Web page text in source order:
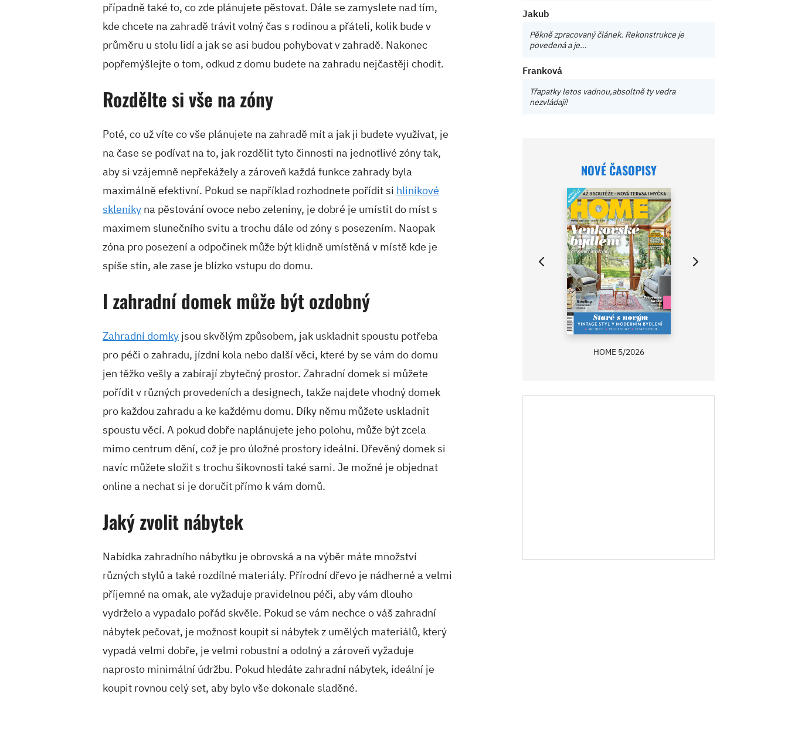
případně také to, co zde plánujete pěstovat. Dále se zamyslete nad tím,
kde chcete na zahradě trávit volný čas s rodinou a přáteli, kolik bude v
průměru u stolu lidí a jak se asi budou pohybovat v zahradě. Nakonec
popřemýšlejte o tom, odkud z domu budete na zahradu nejčastěji chodit.
Rozdělte si vše na zóny
Poté, co už víte co vše plánujete na zahradě mít a jak ji budete využívat, je
na čase se podívat na to, jak rozdělit tyto činnosti na jednotlivé zóny tak,
aby si vzájemně nepřekážely a zároveň každá funkce zahrady byla
maximálně efektivní. Pokud se například rozhodnete pořídit si hliníkové
skleníky na pěstování ovoce nebo zeleniny, je dobré je umístit do míst s
maximem slunečního svitu a trochu dále od zóny s posezením. Naopak
zóna pro posezení a odpočinek může být klidně umístěná v místě kde je
spíše stín, ale zase je blízko vstupu do domu.
I zahradní domek může být ozdobný
Zahradní domky jsou skvělým způsobem, jak uskladnit spoustu potřeba
pro péči o zahradu, jízdní kola nebo další věci, které by se vám do domu
jen těžko vešly a zabírají zbytečný prostor. Zahradní domek si můžete
pořídit v různých provedeních a designech, takže najdete vhodný domek
pro každou zahradu a ke každému domu. Díky němu můžete uskladnit
spoustu věcí. A pokud dobře naplánujete jeho polohu, může být zcela
mimo centrum dění, což je pro úložné prostory ideální. Dřevěný domek si
navíc můžete složit s trochu šikovnosti také sami. Je možné je objednat
online a nechat si je doručit přímo k vám domů.
Jaký zvolit nábytek
Nabídka zahradního nábytku je obrovská a na výběr máte množství
různých stylů a také rozdílné materiály. Přírodní dřevo je nádherné a velmi
příjemné na omak, ale vyžaduje pravidelnou péči, aby vám dlouho
vydrželo a vypadalo pořád skvěle. Pokud se vám nechce o váš zahradní
nábytek pečovat, je možnost koupit si nábytek z umělých materiálů, který
vypadá velmi dobře, je velmi robustní a odolný a zároveň vyžaduje
naprosto minimální údržbu. Pokud hledáte zahradní nábytek, ideální je
koupit rovnou celý set, aby bylo vše dokonale sladěné.
Jakub
Pěkně zpracovaný článek. Rekonstrukce je
povedená a je…
Franková
Třapatky letos vadnou,absoltně ty vedra
nezvládají!
NOVÉ ČASOPISY
HOME 5/2026
V ZAHRADĚ 2/2026